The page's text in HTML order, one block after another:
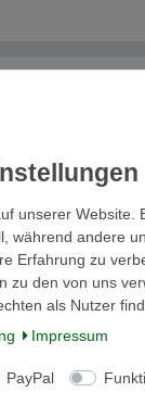
In den
ges. MwSt.zzgl.
€ *
In den
unserer Website.
während andere
Erfahrung zu
zu den von uns
als Nutzer
Impressum
PayPal